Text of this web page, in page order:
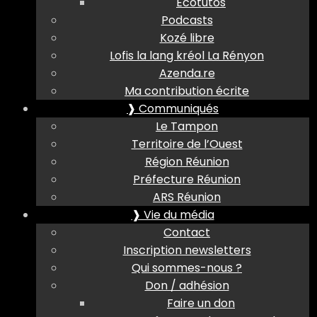
Podcasts
Kozé libre
Lofis la lang kréol La Rényon
Azenda.re
Ma contribution écrite
❱ Communiqués
Le Tampon
Territoire de l’Ouest
Région Réunion
Préfecture Réunion
ARS Réunion
❱ Vie du média
Contact
Inscription newsletters
Qui sommes-nous ?
Don / adhésion
Faire un don